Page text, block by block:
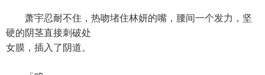
萧宇忍耐不住，热吻堵住林妍的嘴，腰间一个发力，坚
硬的阴茎直接刺破处
女膜，插入了阴道。